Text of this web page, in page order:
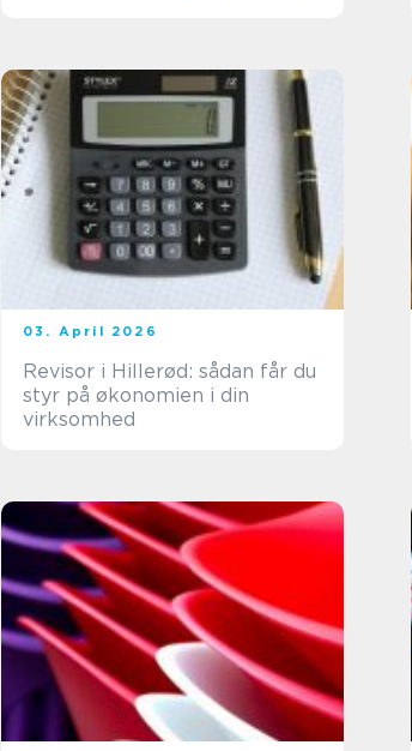
03. April 2026
Revisor i Hillerød: sådan får du
styr på økonomien i din
virksomhed